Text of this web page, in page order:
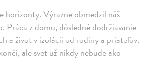
horizonty. Výrazne obmedzil náš
Práca z domu, dôsledné dodržiavanie
a život v izolácii od rodiny a priateľov.
ale svet už nikdy nebude ako